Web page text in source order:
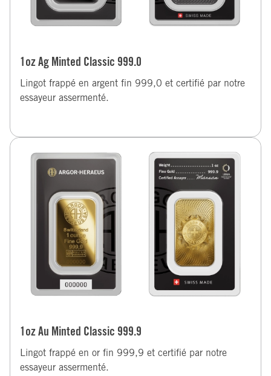
1oz Ag Minted Classic 999.0
Lingot frappé en argent fin 999,0 et certifié par notre
essayeur assermenté.
1oz Au Minted Classic 999.9
Lingot frappé en or fin 999,9 et certifié par notre
essayeur assermenté.